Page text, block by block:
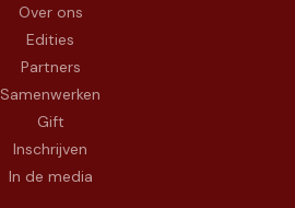
Over ons
Edities
Partners
Samenwerken
Gift
Inschrijven
In de media